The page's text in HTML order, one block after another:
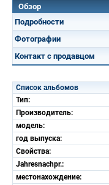
Обзор
Подробности
Фотографии
Контакт с продавцом
Список альбомов
Тип:
Производитель:
модель:
год выпуска:
Свойства:
Jahresnachpr.:
местонахождение: